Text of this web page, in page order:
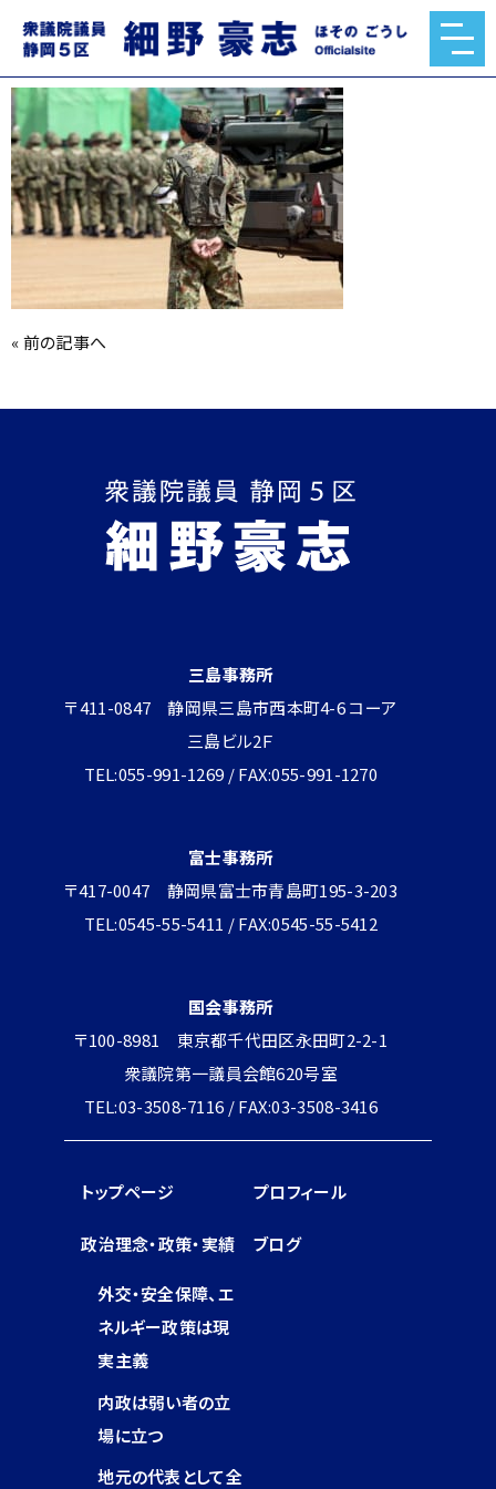
自衛隊
2020.11.11
«前の記事へ
三島事務所
〒411-0847 静岡県三島市西本町4-6 コーア
三島ビル2Ｆ
TEL:055-991-1269 / FAX:055-991-1270
富士事務所
〒417-0047 静岡県富士市青島町195-3-203
TEL:0545-55-5411 / FAX:0545-55-5412
国会事務所
〒100-8981 東京都千代田区永田町2-2-1
衆議院第一議員会館620号室
TEL:03-3508-7116 / FAX:03-3508-3416
トップページ プロフィール
政治理念・政策・実績
外交・安全保障、エ
ネルギー政策は現
実主義
内政は弱い者の立
場に立つ
地元の代表として全
ブログ